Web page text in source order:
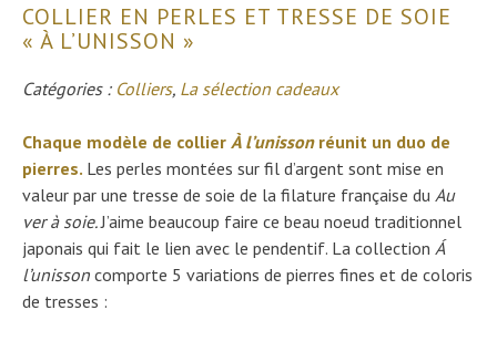
COLLIER EN PERLES ET TRESSE DE SOIE
« À L’UNISSON »
Catégories : Colliers, La sélection cadeaux
Chaque modèle de collier À l’unissonréunit un duo de
pierres. Les perles montées sur fil d’argent sont mise en
valeur par une tresse de soie de la filature française du Au
ver à soie.J’aime beaucoup faire ce beau noeud traditionnel
japonais qui fait le lien avec le pendentif. La collection Á
l’unisson comporte 5 variations de pierres fines et de coloris
de tresses :